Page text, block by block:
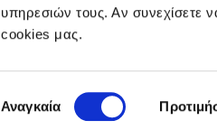
υπηρεσιών τους. Αν συνεχίσετε
cookies μας.
συγκατάθεσης
Αναγκαία